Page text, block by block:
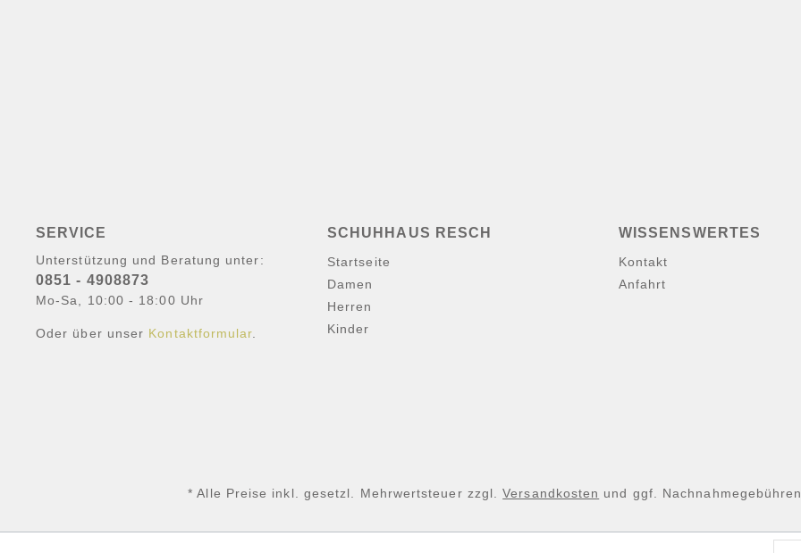
SERVICE
Unterstützung und Beratung unter:
0851 - 4908873
Mo-Sa, 10:00 - 18:00 Uhr
Oder über unser Kontaktformular
SCHUHHAUS RESCH
Startseite
Damen
Herren
Kinder
WISSENSWERTES
Kontakt
Anfahrt
* Alle Preise inkl. gesetzl. Mehrwertsteuer zzgl.Versandkosten und ggf.